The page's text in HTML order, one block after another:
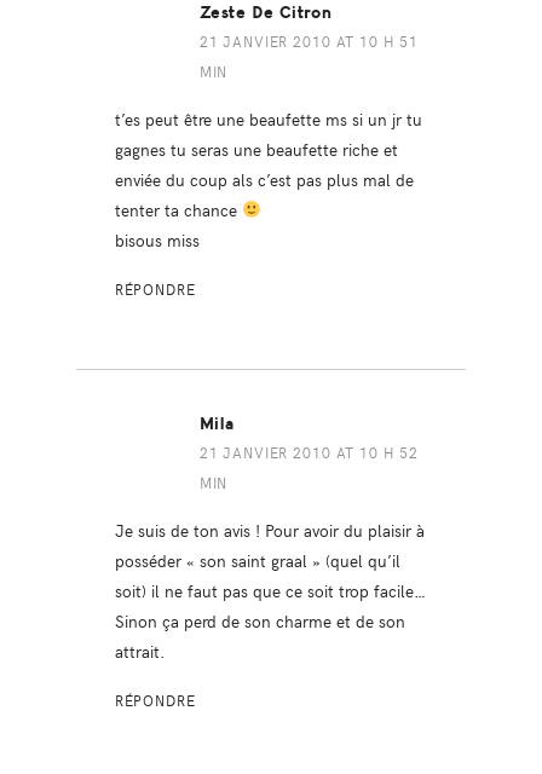
Zeste De Citron
21 JANVIER 2010 AT 10 H 51
MIN
t’es peut être une beaufette ms si un jr tu
gagnes tu seras une beaufette riche et
enviée du coup als c’est pas plus mal de
tenter ta chance
bisous miss
RÉPONDRE
Mila
21 JANVIER 2010 AT 10 H 52
MIN
Je suis de ton avis ! Pour avoir du plaisir à
posséder « son saint graal » (quel qu’il
soit) il ne faut pas que ce soit trop facile…
Sinon ça perd de son charme et de son
attrait.
RÉPONDRE